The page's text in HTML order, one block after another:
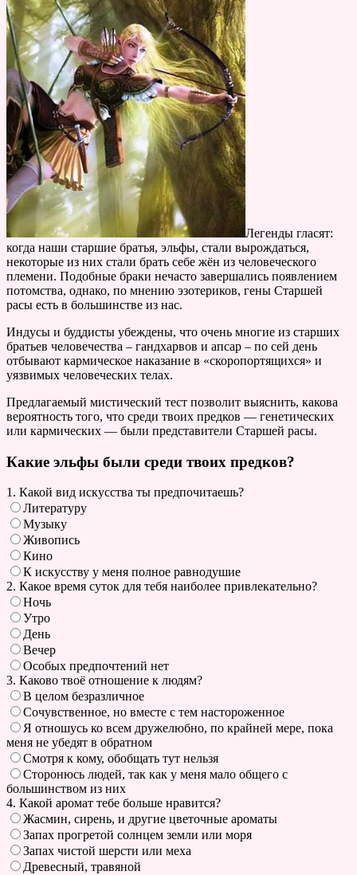
Легенды гласят:
когда наши старшие братья, эльфы, стали вырождаться,
некоторые из них стали брать себе жён из человеческого
племени. Подобные браки нечасто завершались появлением
потомства, однако, по мнению эзотериков, гены Старшей
расы есть в большинстве из нас.
Индусы и буддисты убеждены, что очень многие из старших
братьев человечества – гандхарвов и апсар – по сей день
отбывают кармическое наказание в «скоропортящихся» и
уязвимых человеческих телах.
Предлагаемый мистический тест позволит выяснить, какова
вероятность того, что среди твоих предков — генетических
или кармических — были представители Старшей расы.
Какие эльфы были среди твоих предков?
1. Какой вид искусства ты предпочитаешь?
Литературу
Музыку
Живопись
Кино
К искусству у меня полное равнодушие
2. Какое время суток для тебя наиболее привлекательно?
Ночь
Утро
День
Вечер
Особых предпочтений нет
3. Каково твоё отношение к людям?
В целом безразличное
Сочувственное, но вместе с тем настороженное
Я отношусь ко всем дружелюбно, по крайней мере, пока
меня не убедят в обратном
Смотря к кому, обобщать тут нельзя
Сторонюсь людей, так как у меня мало общего с
большинством из них
4. Какой аромат тебе больше нравится?
Жасмин, сирень, и другие цветочные ароматы
Запах прогретой солнцем земли или моря
Запах чистой шерсти или меха
Древесный, травяной